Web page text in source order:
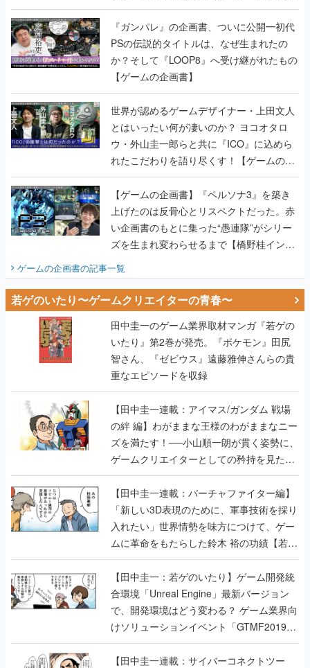
か？そして『LOOP8』へ受け継がれたもの
【ゲームの企画書】
世界が認めるゲームデザイナー・上田文人
とはいったい何が凄いのか？ ヨコオタロ
ウ・外山圭一郎らと共に『ICO』に込めら
れたこだわりを語り尽くす！【ゲームの企
画書】
【ゲームの企画書】『ペルソナ3』を築き
上げたのは反骨心とリスペクトだった。赤
い企画書のもとに集った“愚連隊”がシリー
ズを生まれ変わらせるまで【橋野桂インタ
ビュー】
ゲームの企画書の記事一覧
若ゲのいたり〜ゲームクリエイターの青春〜
田中圭一のゲーム業界取材マンガ『若ゲの
いたり』第2巻が発売。『ポケモン』田尻
智さん、『ゼビウス』遠藤雅伸さんらの貴
重なエピソードを収録
【田中圭一連載：アイマス/ガンダム 戦場
の絆 編】わがままな王様のわがままなニー
ズを満たす！──小山順一朗が貫く姿勢に、
ゲームクリエイターとしての矜持を見た
【若ゲのいたり最終回】
【田中圭一連載：バーチャファイター編】
「新しい3D表現のために、軍事技術を採り
入れたい」世界情勢を味方につけて、ゲー
ムに革命をもたらした鈴木 裕の功績【若ゲ
のいたり】
【田中圭一：若ゲのいたり】ゲーム開発統
合環境「Unreal Engine」最新バージョン
で、開発環境はどう変わる？ ゲーム業界向
けソリューションイベント「GTMF2019」
に行って、より理解を深めよう【PR】
【田中圭一連載：サイバーコネクトツー
編】すべての責任はオレが取る。だから、
付いてきてくれないか──男の熱意はチーム
解散の危機を救い、『.hack』成功の活路を